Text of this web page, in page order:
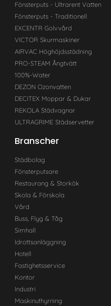
Fönsterputs - Ultrarent Vatten
Fönsterputs - Traditionell
EXCENTR Golvvård
VICTOR Skurmaskiner
AIRVAC Höghöjdsstädning
PRO-STEAM Ångtvätt
100%-Water
DEZON Ozonvatten
DECITEX Moppar & Dukar
REKOLA Städvagnar
ULTRAGRIME Städservetter
Branscher
Städbolag
Fönsterputsare
Restaurang & Storkök
Skola & Förskola
Vård
Buss, Flyg & Tåg
Simhall
Idrottsanläggning
Hotell
Fastighetsservice
Kontor
Industri
Maskinuthyrning